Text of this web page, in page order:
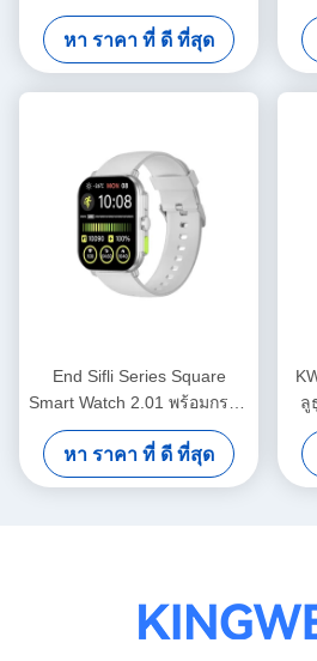
สมาร์ท PVD เฟรมโลหะ
หา ราคา ที่ ดี ที่สุด
End Sifli Series Square
Smart Watch 2.01 พร้อมกรอบ
โลหะ PVD และแบตเตอรี่
300mAh
หา ราคา ที่ ดี ที่สุด
ลู